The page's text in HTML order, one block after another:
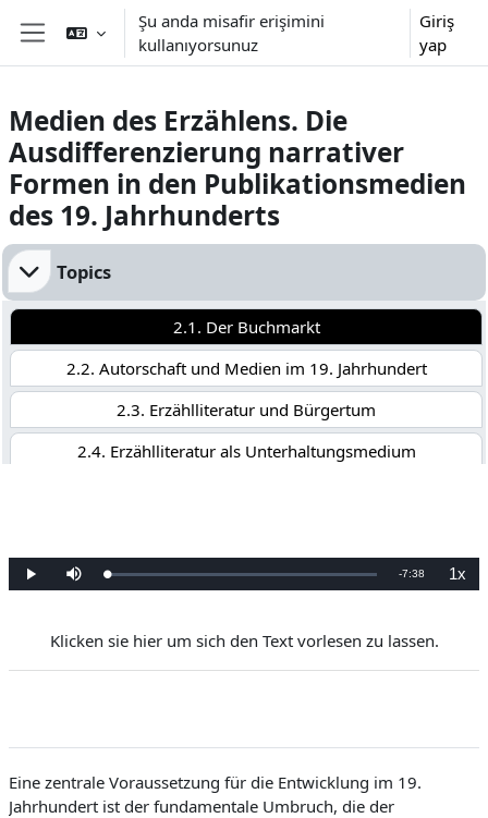
Yan panel
Şu anda misafir erişimini
kullanıyorsunuz
Giriş
yap
Medien des Erzählens. Die
Ausdifferenzierung narrativer
Formen in den Publikationsmedien
des 19. Jahrhunderts
Bölüm anahatları
Topics
2.1. Der Buchmarkt
2.2. Autorschaft und Medien im 19. Jahrhundert
2.3. Erzählliteratur und Bürgertum
2.4. Erzählliteratur als Unterhaltungsmedium
O
y
S
e
z
Y
ü
d
K
l
a
-7:38 1x
O
y
Klicken sie hier um sich den Text vorlesen zu lassen.
Eine zentrale Voraussetzung für die Entwicklung im 19.
Jahrhundert ist der fundamentale Umbruch, die der